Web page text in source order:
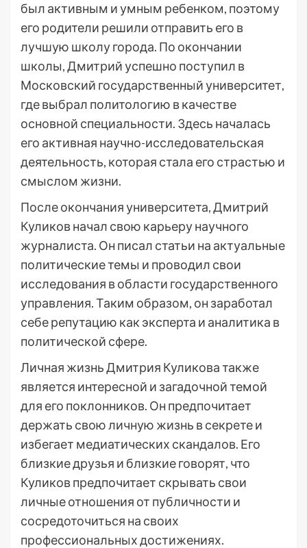
был активным и умным ребенком, поэтому
его родители решили отправить его в
лучшую школу города. По окончании
школы, Дмитрий успешно поступил в
Московский государственный университет,
где выбрал политологию в качестве
основной специальности. Здесь началась
его активная научно-исследовательская
деятельность, которая стала его страстью и
смыслом жизни.
После окончания университета, Дмитрий
Куликов начал свою карьеру научного
журналиста. Он писал статьи на актуальные
политические темы и проводил свои
исследования в области государственного
управления. Таким образом, он заработал
себе репутацию как эксперта и аналитика в
политической сфере.
Личная жизнь Дмитрия Куликова также
является интересной и загадочной темой
для его поклонников. Он предпочитает
держать свою личную жизнь в секрете и
избегает медиатических скандалов. Его
близкие друзья и близкие говорят, что
Куликов предпочитает скрывать свои
личные отношения от публичности и
сосредоточиться на своих
профессиональных достижениях.